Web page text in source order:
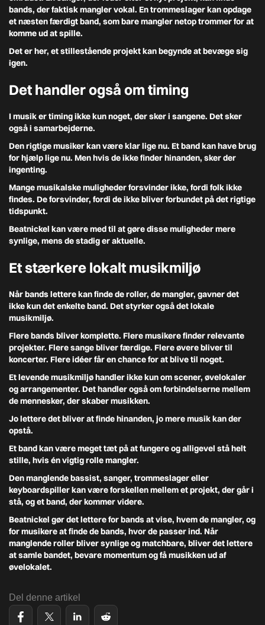
bands, der faktisk mangler vokal. En trommeslager kan opdage
et næsten færdigt band, som bare mangler netop trommer for at
komme ud at spille.
Det er her, et stillestående projekt kan begynde at bevæge sig
igen.
Det handler også om timing
I musik er timing ikke kun noget, der sker i sangene. Det sker
også i samarbejderne.
Den rigtige musiker kan være klar lige nu. Et band kan have brug
for hjælp lige nu. Men hvis de ikke finder hinanden, sker der
ingenting.
Mange musikalske muligheder forsvinder ikke, fordi folk ikke
findes. De forsvinder, fordi de ikke bliver forbundet på det rigtige
tidspunkt.
Beatnickel kan være med til at gøre disse muligheder mere
synlige, mens de stadig er aktuelle.
Et stærkere lokalt musikmiljø
Når bands lettere kan finde de roller, de mangler, gavner det
ikke kun det enkelte band. Det styrker også det lokale
musikmiljø.
Flere bands bliver komplette. Flere musikere finder relevante
projekter. Flere sange bliver færdige. Flere øvere bliver til
koncerter. Flere idéer får en chance for at blive til noget.
Et levende musikmiljø handler ikke kun om scener, øvelokaler
og arrangementer. Det handler også om forbindelserne mellem
de mennesker, der skaber musikken.
Jo lettere det bliver at finde hinanden, jo mere musik kan der
opstå.
Et band kan være meget tæt på at fungere og alligevel stå helt
stille, hvis én vigtig rolle mangler.
Den manglende bassist, sanger, trommeslager eller
keyboardspiller kan være forskellen mellem et projekt, der går i
stå, og et band, der kommer videre.
Beatnickel gør det lettere for bands at vise, hvem de mangler, og
for musikere at finde de bands, hvor de passer ind. Når
manglende roller bliver synlige og matchbare, bliver det lettere
at samle bandet, bevare momentum og få musikken ud af
øvelokalet.
Del denne artikel